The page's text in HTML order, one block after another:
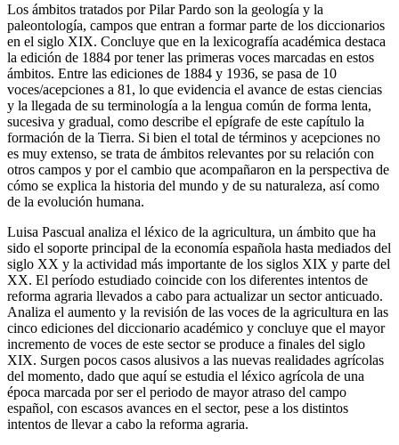
Los ámbitos tratados por Pilar Pardo son la geología y la
paleontología, campos que entran a formar parte de los diccionarios
en el siglo XIX. Concluye que en la lexicografía académica destaca
la edición de 1884 por tener las primeras voces marcadas en estos
ámbitos. Entre las ediciones de 1884 y 1936, se pasa de 10
voces/acepciones a 81, lo que evidencia el avance de estas ciencias
y la llegada de su terminología a la lengua común de forma lenta,
sucesiva y gradual, como describe el epígrafe de este capítulo la
formación de la Tierra. Si bien el total de términos y acepciones no
es muy extenso, se trata de ámbitos relevantes por su relación con
otros campos y por el cambio que acompañaron en la perspectiva de
cómo se explica la historia del mundo y de su naturaleza, así como
de la evolución humana.
Luisa Pascual analiza el léxico de la agricultura, un ámbito que ha
sido el soporte principal de la economía española hasta mediados del
siglo XX y la actividad más importante de los siglos XIX y parte del
XX. El período estudiado coincide con los diferentes intentos de
reforma agraria llevados a cabo para actualizar un sector anticuado.
Analiza el aumento y la revisión de las voces de la agricultura en las
cinco ediciones del diccionario académico y concluye que el mayor
incremento de voces de este sector se produce a finales del siglo
XIX. Surgen pocos casos alusivos a las nuevas realidades agrícolas
del momento, dado que aquí se estudia el léxico agrícola de una
época marcada por ser el periodo de mayor atraso del campo
español, con escasos avances en el sector, pese a los distintos
intentos de llevar a cabo la reforma agraria.